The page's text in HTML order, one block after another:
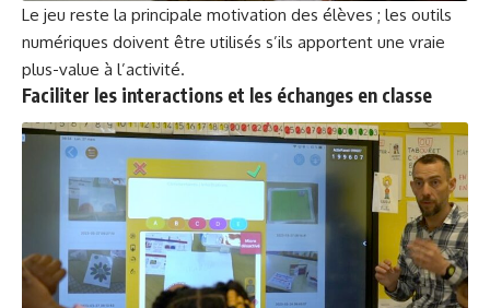
Le jeu reste la principale motivation des élèves ; les outils
numériques doivent être utilisés s’ils apportent une vraie
plus-value à l’activité.
Faciliter les interactions et les échanges en classe